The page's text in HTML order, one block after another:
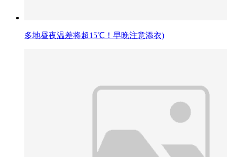
多地昼夜温差将超15℃！早晚注意添衣)